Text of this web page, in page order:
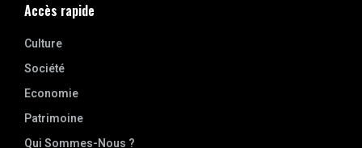
Accès rapide
Culture
Société
Economie
Patrimoine
Qui Sommes-Nous ?